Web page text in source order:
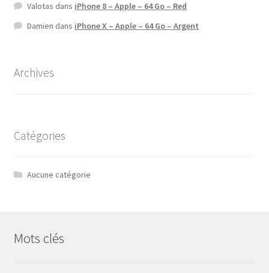
Valotas dans iPhone 8 – Apple – 64 Go – Red
Damien dans iPhone X – Apple – 64 Go – Argent
Archives
Catégories
Aucune catégorie
Mots clés